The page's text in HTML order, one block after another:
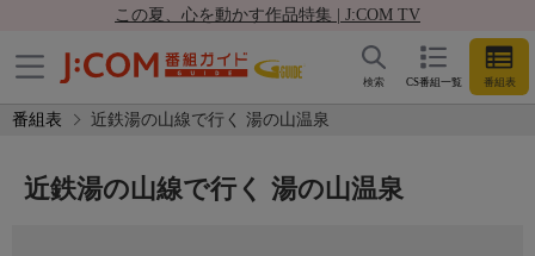
この夏、心を動かす作品特集 | J:COM TV
CS番組一覧 番組表
検索
番組表 近鉄湯の山線で行く 湯の山温泉
近鉄湯の山線で行く 湯の山温泉